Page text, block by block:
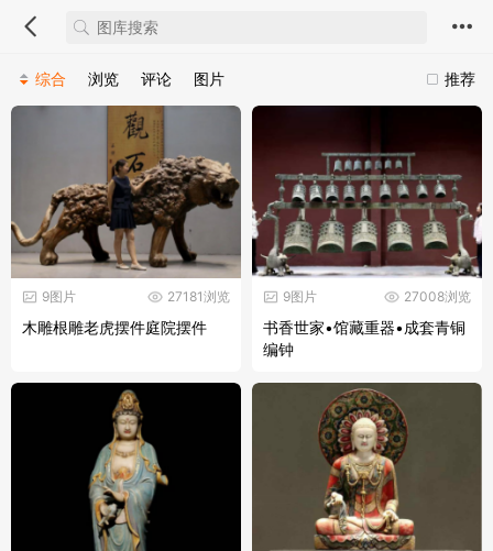
推荐
综合 浏览 评论 图片
27181浏览
9图片
木雕根雕老虎摆件庭院摆件
27008浏览
9图片
书香世家•馆藏重器•成套青铜
编钟